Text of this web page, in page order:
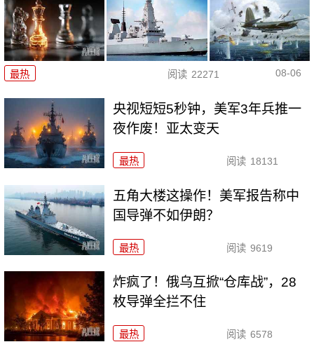
最热 阅读 22271 08-06
央视短短5秒钟，美军3年兵推一
夜作废！亚太变天
最热 阅读 18131
五角大楼这操作！美军报告称中
国导弹不如伊朗？
最热 阅读 9619
炸疯了！俄乌互掀“仓库战”，28
枚导弹全拦不住
最热 阅读 6578